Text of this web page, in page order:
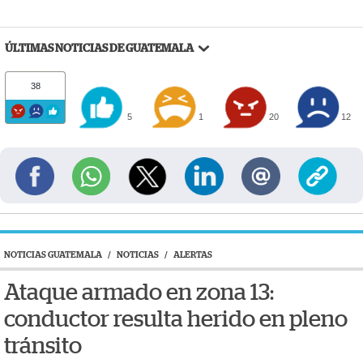
ÚLTIMAS NOTICIAS DE GUATEMALA
38
5 1 20 12
NOTICIAS GUATEMALA / NOTICIAS / ALERTAS
Ataque armado en zona 13:
conductor resulta herido en pleno
tránsito